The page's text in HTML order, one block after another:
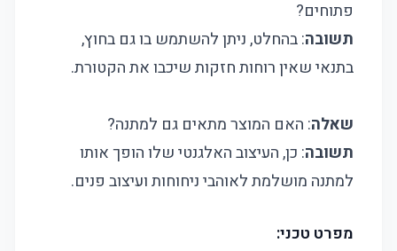
פתוחים?
תשובה: בהחלט, ניתן להשתמש בו גם בחוץ,
בתנאי שאין רוחות חזקות שיכבו את הקטורת.
שאלה: האם המוצר מתאים גם למתנה?
תשובה: כן, העיצוב האלגנטי שלו הופך אותו
למתנה מושלמת לאוהבי ניחוחות ועיצוב פנים.
מפרט טכני: